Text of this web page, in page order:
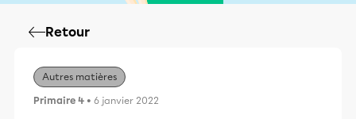
Retour
Autres matières
Primaire 4 • 6 janvier 2022